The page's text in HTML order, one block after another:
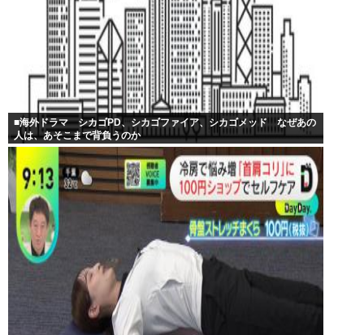
■海外ドラマ シカゴPD、シカゴファイア、シカゴメッド なぜあの
人は、あそこまで背負うのか